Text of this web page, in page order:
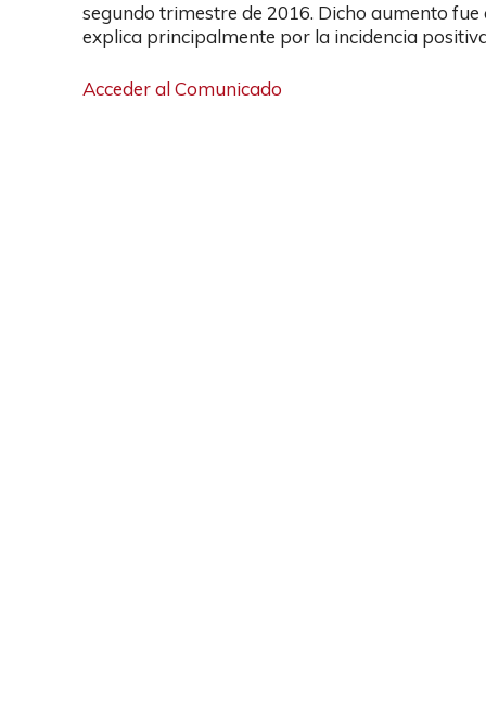
segundo trimestre de 2016. Dicho aumento
explica principalmente por la incidencia
Acceder al Comunicado